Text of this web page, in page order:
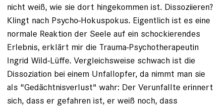
nicht weiß, wie sie dort hingekommen ist. Dissoziieren?
Klingt nach Psycho-Hokuspokus. Eigentlich ist es eine
normale Reaktion der Seele auf ein schockierendes
Erlebnis, erklärt mir die Trauma-Psychotherapeutin
Ingrid Wild-Lüffe. Vergleichsweise schwach ist die
Dissoziation bei einem Unfall­opfer, da nimmt man sie
als "Gedächtnisverlust" wahr: Der Verunfallte erinnert
sich, dass er gefahren ist, er weiß noch, dass